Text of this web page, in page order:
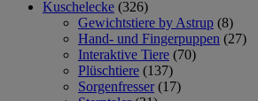
Kuschelecke (326)
Gewichtstiere by Astrup (8)
Hand- und Fingerpuppen (27)
Interaktive Tiere (70)
Plüschtiere (137)
Sorgenfresser (17)